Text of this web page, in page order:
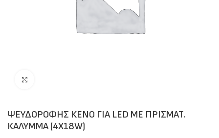
ΨΕΥΔΟΡΟΦΗΣ ΚΕΝΟ ΓΙΑ LED ME ΠΡΙΣΜΑΤ.
ΚΑΛΥΜΜΑ (4Χ18W)